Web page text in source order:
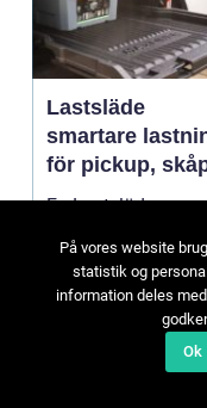
Lastsläde
smartare
för pickup,
och personbil
En Lastsläde
förvandlar ett
svårtillgängligt
lastutrymme till en
lättjobbad yta.
På vores website
statistik og
information deles
Ok